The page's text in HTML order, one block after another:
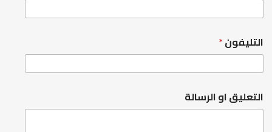
التليفون*
التعليق او الرسالة